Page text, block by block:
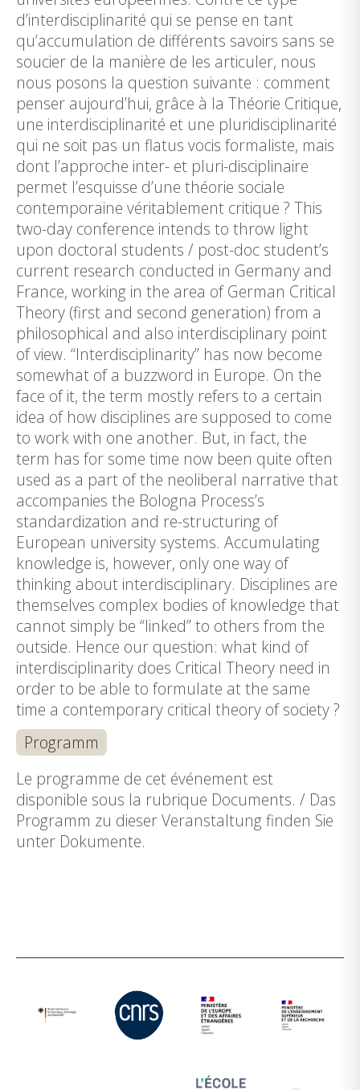
d’interdisciplinarité qui se pense en tant
qu’accumulation de différents savoirs sans se
soucier de la manière de les articuler, nous
nous posons la question suivante : comment
penser aujourd’hui, grâce à la Théorie Critique,
une interdisciplinarité et une pluridisciplinarité
qui ne soit pas un flatus vocis formaliste, mais
dont l’approche inter- et pluri-disciplinaire
permet l’esquisse d’une théorie sociale
contemporaine véritablement critique ? This
two-day conference intends to throw light
upon doctoral students / post-doc student’s
current research conducted in Germany and
France, working in the area of German Critical
Theory (first and second generation) from a
philosophical and also interdisciplinary point
of view. “Interdisciplinarity” has now become
somewhat of a buzzword in Europe. On the
face of it, the term mostly refers to a certain
idea of how disciplines are supposed to come
to work with one another. But, in fact, the
term has for some time now been quite often
used as a part of the neoliberal narrative that
accompanies the Bologna Process’s
standardization and re-structuring of
European university systems. Accumulating
knowledge is, however, only one way of
thinking about interdisciplinary. Disciplines are
themselves complex bodies of knowledge that
cannot simply be “linked” to others from the
outside. Hence our question: what kind of
interdisciplinarity does Critical Theory need in
order to be able to formulate at the same
time a contemporary critical theory of society ?
Programm
Le programme de cet événement est
disponible sous la rubrique Documents. / Das
Programm zu dieser Veranstaltung finden Sie
unter Dokumente.